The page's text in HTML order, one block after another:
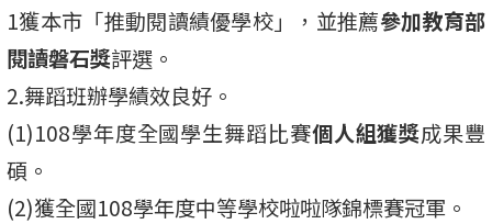
1獲本市「推動閱讀績優學校」，並推薦參加教育部
閱讀磐石獎評選。
2.舞蹈班辦學績效良好。
(1)108學年度全國學生舞蹈比賽個人組獲獎成果豐
碩。
(2)獲全國108學年度中等學校啦啦隊錦標賽冠軍。